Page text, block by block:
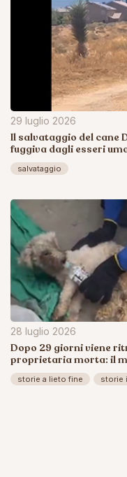
29 luglio 2026
Il salvataggio del cane
fuggiva dagli esseri
salvataggio
28 luglio 2026
Dopo 29 giorni viene
proprietaria morta: il
storie a lieto fine storie